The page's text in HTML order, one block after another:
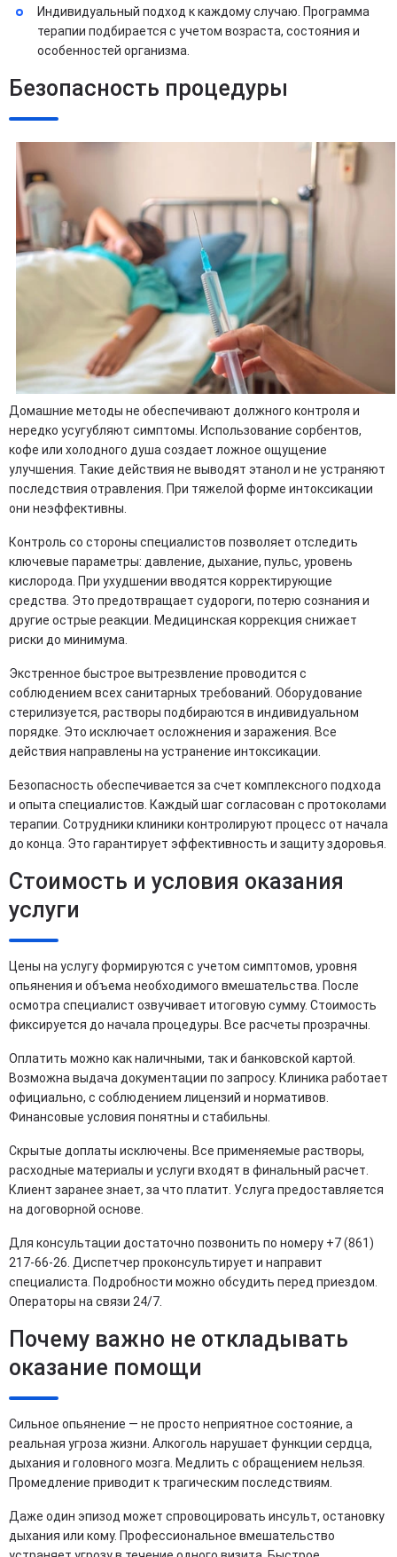
Индивидуальный подход к каждому случаю. Программа
терапии подбирается с учетом возраста, состояния и
особенностей организма.
Безопасность процедуры
Домашние методы не обеспечивают должного контроля и
нередко усугубляют симптомы. Использование сорбентов,
кофе или холодного душа создает ложное ощущение
улучшения. Такие действия не выводят этанол и не устраняют
последствия отравления. При тяжелой форме интоксикации
они неэффективны.
Контроль со стороны специалистов позволяет отследить
ключевые параметры: давление, дыхание, пульс, уровень
кислорода. При ухудшении вводятся корректирующие
средства. Это предотвращает судороги, потерю сознания и
другие острые реакции. Медицинская коррекция снижает
риски до минимума.
Экстренное быстрое вытрезвление проводится с
соблюдением всех санитарных требований. Оборудование
стерилизуется, растворы подбираются в индивидуальном
порядке. Это исключает осложнения и заражения. Все
действия направлены на устранение интоксикации.
Безопасность обеспечивается за счет комплексного подхода
и опыта специалистов. Каждый шаг согласован с протоколами
терапии. Сотрудники клиники контролируют процесс от начала
до конца. Это гарантирует эффективность и защиту здоровья.
Стоимость и условия оказания
услуги
Цены на услугу формируются с учетом симптомов, уровня
опьянения и объема необходимого вмешательства. После
осмотра специалист озвучивает итоговую сумму. Стоимость
фиксируется до начала процедуры. Все расчеты прозрачны.
Оплатить можно как наличными, так и банковской картой.
Возможна выдача документации по запросу. Клиника работает
официально, с соблюдением лицензий и нормативов.
Финансовые условия понятны и стабильны.
Скрытые доплаты исключены. Все применяемые растворы,
расходные материалы и услуги входят в финальный расчет.
Клиент заранее знает, за что платит. Услуга предоставляется
на договорной основе.
Для консультации достаточно позвонить по номеру +7 (861)
217-66-26. Диспетчер проконсультирует и направит
специалиста. Подробности можно обсудить перед приездом.
Операторы на связи 24/7.
Почему важно не откладывать
оказание помощи
Сильное опьянение — не просто неприятное состояние, а
реальная угроза жизни. Алкоголь нарушает функции сердца,
дыхания и головного мозга. Медлить с обращением нельзя.
Промедление приводит к трагическим последствиям.
Даже один эпизод может спровоцировать инсульт, остановку
дыхания или кому. Профессиональное вмешательство